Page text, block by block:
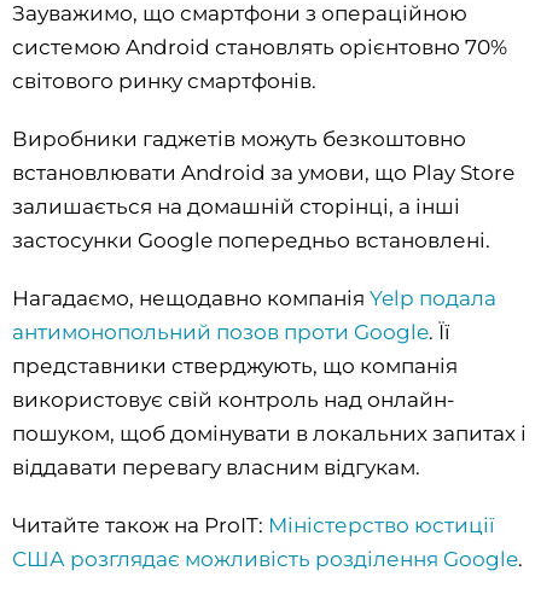
Зауважимо, що смартфони з операційною
системою Android становлять орієнтовно 70%
світового ринку смартфонів.
Виробники гаджетів можуть безкоштовно
встановлювати Android за умови, що Play Store
залишається на домашній сторінці, а інші
застосунки Google попередньо встановлені.
Нагадаємо, нещодавно компанія Yelp подала
антимонопольний позов проти Google. Її
представники стверджують, що компанія
використовує свій контроль над онлайн-
пошуком, щоб домінувати в локальних запитах і
віддавати перевагу власним відгукам.
Читайте також на ProIT: Міністерство юстиції
США розглядає можливість розділення Google.